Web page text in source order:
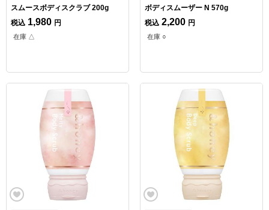
スムースボディスクラブ 200g
税込 1,980 円
在庫 △
ボディスムーザー N 570g
税込 2,200 円
在庫 ○